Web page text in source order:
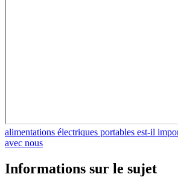
alimentations électriques portables est-il
avec nous
Informations sur le sujet